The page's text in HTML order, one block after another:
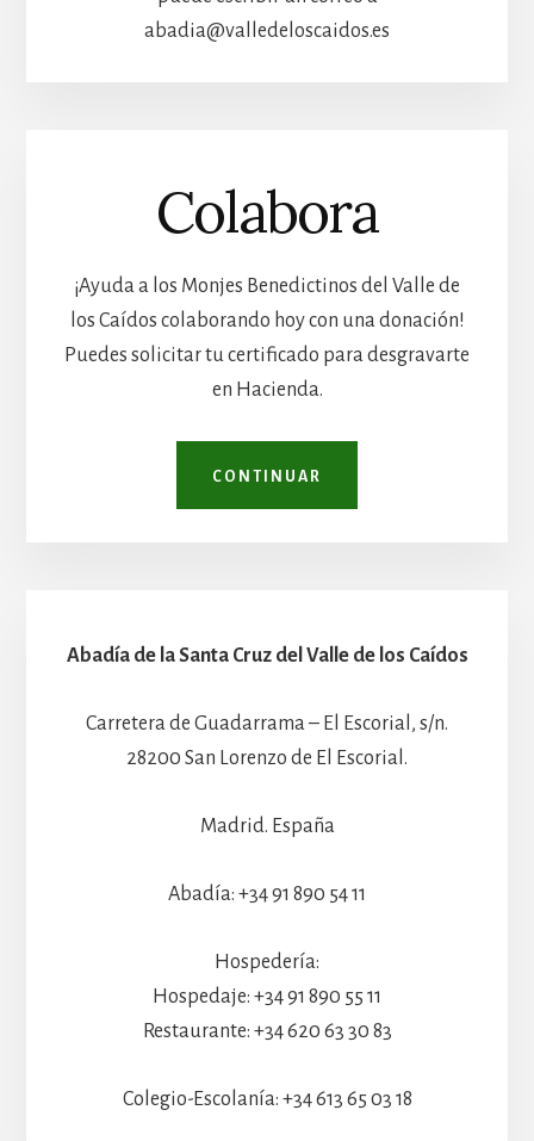
abadia@valledeloscaidos.es
Colabora
¡Ayuda a los Monjes Benedictinos del Valle de
los Caídos colaborando hoy con una donación!
Puedes solicitar tu certificado para desgravarte
en Hacienda.
CONTINUAR
Abadía de la Santa Cruz del Valle de los Caídos
Carretera de Guadarrama – El Escorial, s/n.
28200 San Lorenzo de El Escorial.
Madrid. España
Abadía: +34 91 890 54 11
Hospedería:
Hospedaje: +34 91 890 55 11
Restaurante: +34 620 63 30 83
Colegio-Escolanía: +34 613 65 03 18